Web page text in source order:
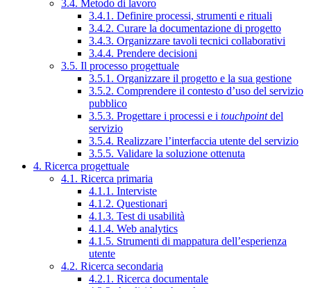
3.4. Metodo di lavoro
3.4.1. Definire processi, strumenti e rituali
3.4.2. Curare la documentazione di progetto
3.4.3. Organizzare tavoli tecnici collaborativi
3.4.4. Prendere decisioni
3.5. Il processo progettuale
3.5.1. Organizzare il progetto e la sua gestione
3.5.2. Comprendere il contesto d’uso del servizio
pubblico
3.5.3. Progettare i processi e i touchpointdel
servizio
3.5.4. Realizzare l’interfaccia utente del servizio
3.5.5. Validare la soluzione ottenuta
4. Ricerca progettuale
4.1. Ricerca primaria
4.1.1. Interviste
4.1.2. Questionari
4.1.3. Test di usabilità
4.1.4. Web analytics
4.1.5. Strumenti di mappatura dell’esperienza
utente
4.2. Ricerca secondaria
4.2.1. Ricerca documentale